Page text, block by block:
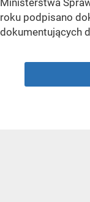
roku podpisano
dokumentujących